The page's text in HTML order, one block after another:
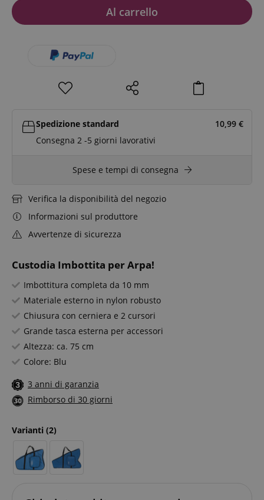
Custodia Imbottita per Arpa!
Imbottitura completa da 10 mm
Materiale esterno in nylon robusto
Chiusura con cerniera e 2 cursori
Grande tasca esterna per accessori
Altezza: ca. 75 cm
Colore: Blu
3 anni di garanzia
Rimborso di 30 giorni
Varianti (2)
Al carrello
Spedizione standard 10,99 €
Consegna 2 -5 giorni lavorativi
Spese e tempi di consegna
Verifica la disponibilità del negozio
Informazioni sul produttore
Avvertenze di sicurezza